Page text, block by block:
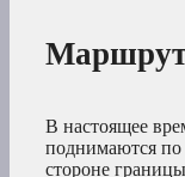
В настоящее
поднимаются по
стороне